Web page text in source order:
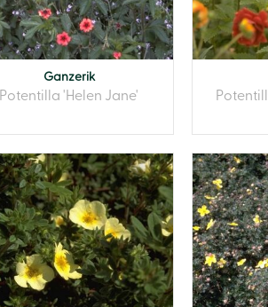
Ganzerik
Potentilla 'Helen Jane'